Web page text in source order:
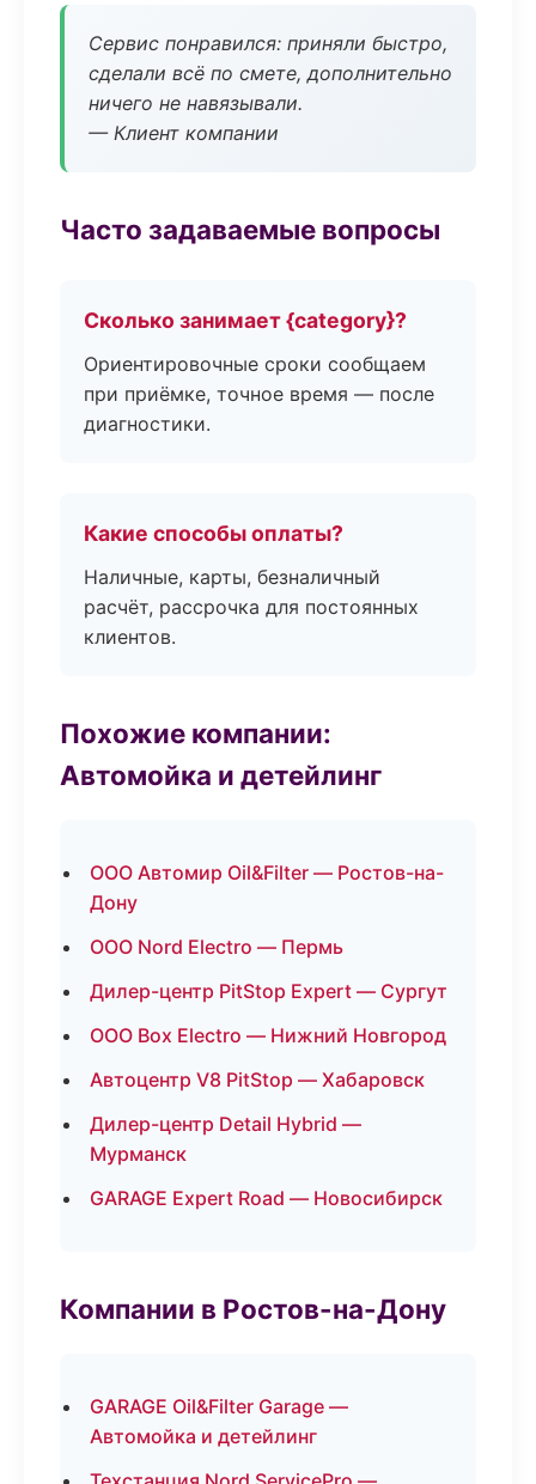
Сервис понравился: приняли быстро,
сделали всё по смете, дополнительно
ничего не навязывали.
— Клиент компании
Часто задаваемые вопросы
Сколько занимает {category}?
Ориентировочные сроки сообщаем
при приёмке, точное время — после
диагностики.
Какие способы оплаты?
Наличные, карты, безналичный
расчёт, рассрочка для постоянных
клиентов.
Похожие компании:
Автомойка и детейлинг
ООО Автомир Oil&Filter — Ростов-на-
Дону
ООО Nord Electro — Пермь
Дилер-центр PitStop Expert — Сургут
ООО Box Electro — Нижний Новгород
Автоцентр V8 PitStop — Хабаровск
Дилер-центр Detail Hybrid —
Мурманск
GARAGE Expert Road — Новосибирск
Компании в Ростов-на-Дону
GARAGE Oil&Filter Garage —
Автомойка и детейлинг